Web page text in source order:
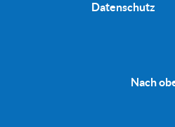
Datenschutz
Nach